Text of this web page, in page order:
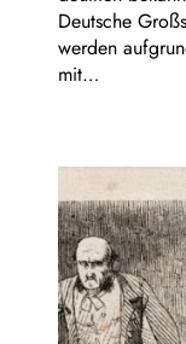
Deutsche
werden
mit…